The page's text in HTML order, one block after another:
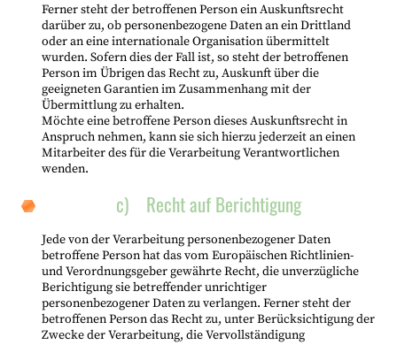
Ferner steht der betroffenen Person ein Auskunftsrecht
darüber zu, ob personenbezogene Daten an ein Drittland
oder an eine internationale Organisation übermittelt
wurden. Sofern dies der Fall ist, so steht der betroffenen
Person im Übrigen das Recht zu, Auskunft über die
geeigneten Garantien im Zusammenhang mit der
Übermittlung zu erhalten.
Möchte eine betroffene Person dieses Auskunftsrecht in
Anspruch nehmen, kann sie sich hierzu jederzeit an einen
Mitarbeiter des für die Verarbeitung Verantwortlichen
wenden.
c) Recht auf Berichtigung
Jede von der Verarbeitung personenbezogener Daten
betroffene Person hat das vom Europäischen Richtlinien-
und Verordnungsgeber gewährte Recht, die unverzügliche
Berichtigung sie betreffender unrichtiger
personenbezogener Daten zu verlangen. Ferner steht der
betroffenen Person das Recht zu, unter Berücksichtigung der
Zwecke der Verarbeitung, die Vervollständigung